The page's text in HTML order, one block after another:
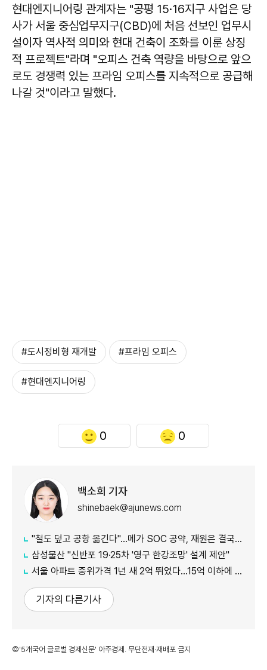
현대엔지니어링 관계자는 "공평 15·16지구 사업은 당
사가 서울 중심업무지구(CBD)에 처음 선보인 업무시
설이자 역사적 의미와 현대 건축이 조화를 이룬 상징
적 프로젝트"라며 "오피스 건축 역량을 바탕으로 앞으
로도 경쟁력 있는 프라임 오피스를 지속적으로 공급해
나갈 것"이라고 말했다.
#도시정비형 재개발 #프라임 오피스
#현대엔지니어링
0 0
백소희 기자
shinebaek@ajunews.com
"철도 덮고 공항 옮긴다"…메가 SOC 공약, 재원은 결국 '땅'
삼성물산 "신반포 19·25차 '영구 한강조망' 설계 제안"
서울 아파트 중위가격 1년 새 2억 뛰었다…15억 이하에 실수요 몰려
기자의 다른기사
©'5개국어 글로벌 경제신문' 아주경제. 무단전재·재배포 금지